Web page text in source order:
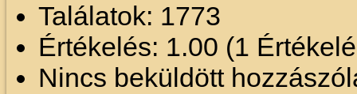
Találatok: 1773
Értékelés: 1.00 (1
Nincs beküldött